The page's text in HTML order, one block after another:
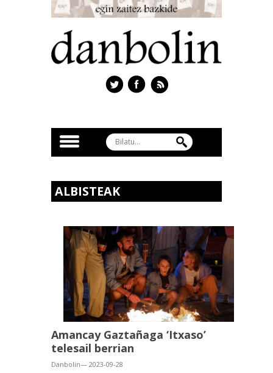
ALBISTEAK
Amancay Gaztañaga ‘Itxaso’
telesail berrian
Danbolin— 2023-09-28